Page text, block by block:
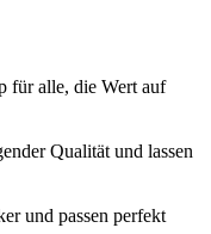
für alle, die Wert auf
Qualität und lassen
und passen perfekt